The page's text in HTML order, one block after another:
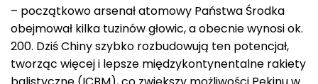
– początkowo arsenał atomowy Państwa Środka
obejmował kilka tuzinów głowic, a obecnie wynosi ok.
200. Dziś Chiny szybko rozbudowują ten potencjał,
tworząc więcej i lepsze międzykontynentalne rakiety